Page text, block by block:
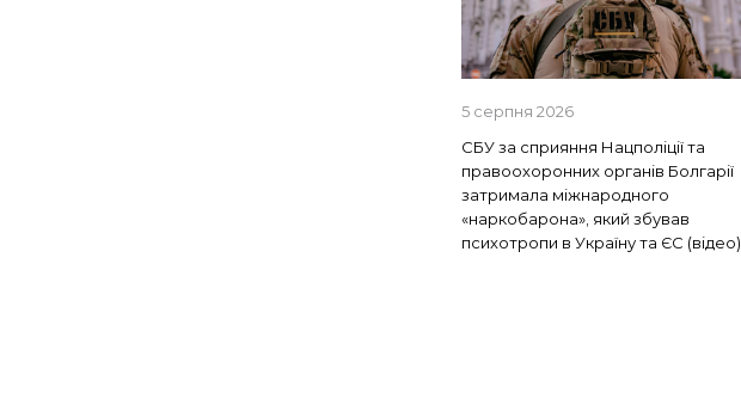
5 серпня 2026
СБУ за сприяння Нацполіції та
правоохоронних органів Болгарії
затримала міжнародного
«наркобарона», який збував
психотропи в Україну та ЄС (відео)